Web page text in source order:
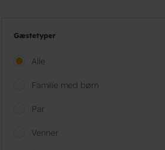
Gæstetyper
Alle
Familie med børn
Par
Venner